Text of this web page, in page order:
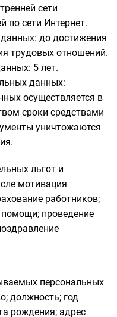
сети
по сети Интернет.
до достижения
трудовых отношений.
5 лет.
данных:
осуществляется в
сроки средствами
уничтожаются
льгот и
мотивация
работников;
проведение
персональных
должность; год
рождения; адрес